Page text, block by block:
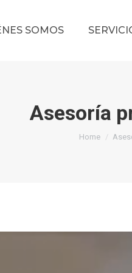
SOMOS
Asesoría
You are
Home